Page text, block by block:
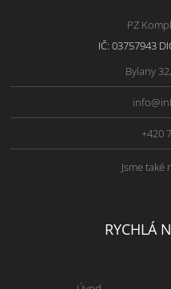
PZ
IČ: 03757943
Bylany
+420
Jsme také
RYCHLÁ